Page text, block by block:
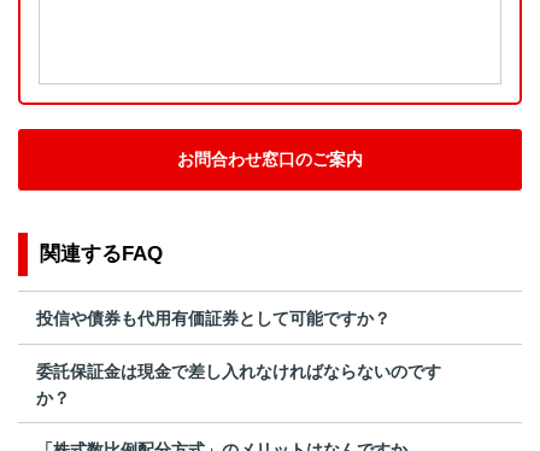
お問合わせ窓口のご案内
関連するFAQ
投信や債券も代用有価証券として可能ですか？
委託保証金は現金で差し入れなければならないのです
か？